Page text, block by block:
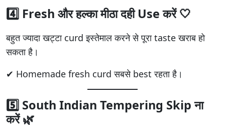
4️⃣ Fresh और हल्का मीठा दही Use करें 🤍
बहुत ज्यादा खट्टा curd इस्तेमाल करने से पूरा taste खराब हो
सकता है।
✔ Homemade fresh curd सबसे best रहता है।
5️⃣ South Indian Tempering Skip ना
करें 🌿